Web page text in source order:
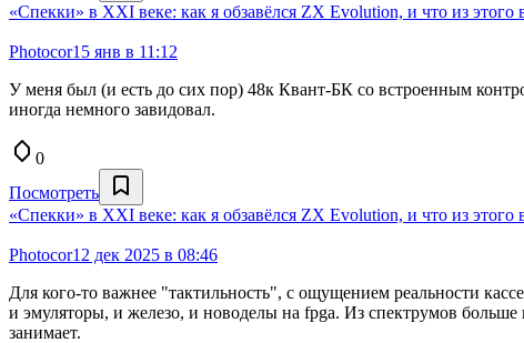
«Спекки» в XXI веке: как я обзавёлся ZX Evolution, и что из
Photocor15 янв в 11:12
У меня был (и есть до сих пор) 48к Квант-БК со встроенным
иногда немного завидовал.
0
Посмотреть
«Спекки» в XXI веке: как я обзавёлся ZX Evolution, и что из
Photocor12 дек 2025 в 08:46
Для кого-то важнее "тактильность", с ощущением реальности
и эмуляторы, и железо, и новоделы на fpga. Из спектрумов больше
занимает.